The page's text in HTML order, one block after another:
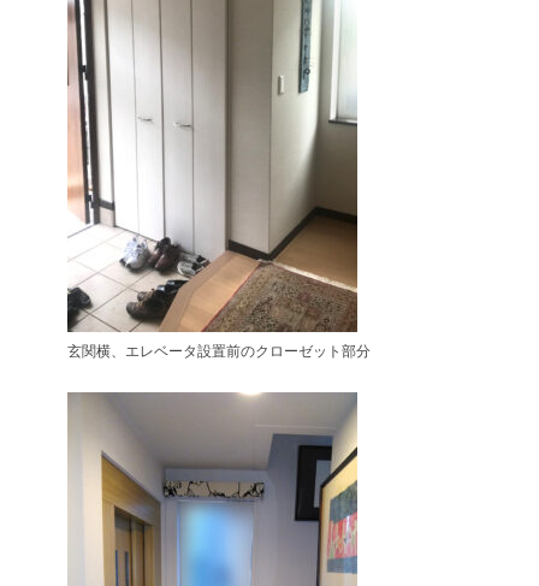
玄関横、エレベータ設置前のクローゼット部分